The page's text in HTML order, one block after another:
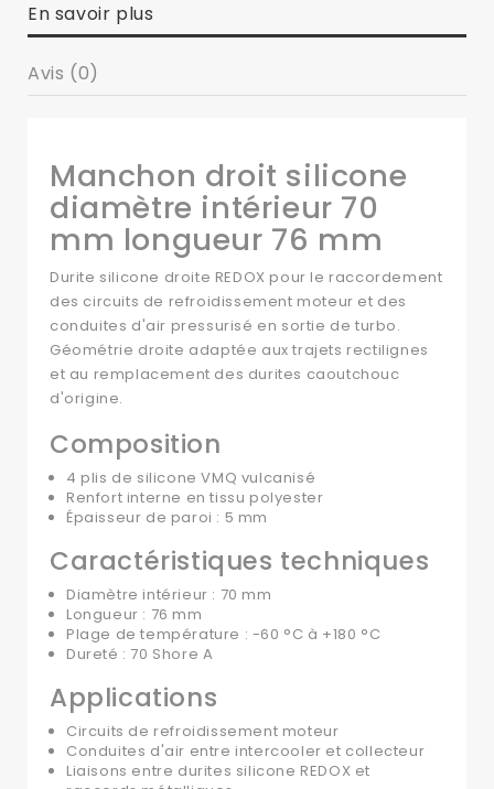
En savoir plus
Avis (0)
Manchon droit silicone
diamètre intérieur 70
mm longueur 76 mm
Durite silicone droite REDOX pour le raccordement
des circuits de refroidissement moteur et des
conduites d'air pressurisé en sortie de turbo.
Géométrie droite adaptée aux trajets rectilignes
et au remplacement des durites caoutchouc
d'origine.
Composition
4 plis de silicone VMQ vulcanisé
Renfort interne en tissu polyester
Épaisseur de paroi : 5 mm
Caractéristiques techniques
Diamètre intérieur : 70 mm
Longueur : 76 mm
Plage de température : -60 °C à +180 °C
Dureté : 70 Shore A
Applications
Circuits de refroidissement moteur
Conduites d'air entre intercooler et collecteur
Liaisons entre durites silicone REDOX et